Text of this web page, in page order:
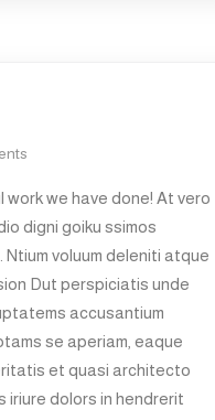
we have done! At vero
digni goiku ssimos
voluum deleniti atque
Dut perspiciatis unde
accusantium
se aperiam, eaque
et quasi architecto
iriure dolors in hendrerit